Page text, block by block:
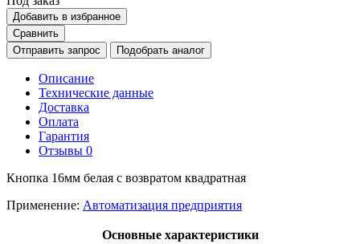
Добавить в избранное
Сравнить
Отправить запрос
Подобрать аналог
Описание
Технические данные
Доставка
Оплата
Гарантия
Отзывы 0
Кнопка 16мм белая с возвратом квадратная
Применение: Автоматизация предприятия
Основные характеристики